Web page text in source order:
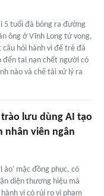
5 tuổi đá bóng ra đường
ông ở Vĩnh Long tử vong,
hỏi hành vi để trẻ đá
đến tai nạn chết người có
nào và chế tài xử lý ra
trào lưu dùng AI tạo
nhân viên ngân
ảo' mặc đồng phục, có
diện thương hiệu mà
vi có rủi ro vi phạm